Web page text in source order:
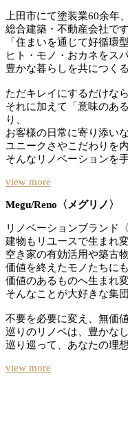
上田市にて塗装業60余年
総合建築・不動産会社です
「住まいを通じて好循環
ヒト・モノ・おカネをス
豊かな暮らしを共につく
ただキレイにするだけな
それに加えて「意味のあ
り、
お客様の日常に寄り添い
ユニークさやこだわりを
そんなリノベーションを
view more
Megu/Reno〈メグリノ〉
リノベーションブランド
建物もリユースで生まれ変
空き家の有効活用や築古
価値を終えたモノたちに
価値のあるものへ生まれ
そんなことが大好きな集団
不要を必要に変え、無価
巡りのリノベは、豊かな
巡り巡って、あなたの理
view more